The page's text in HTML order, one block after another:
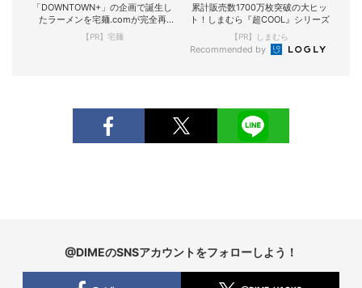
「DOWNTOWN+」の企画で誕生し
たラーメンを宅麺.comが完全再
現！
【PR】宅麺
累計販売数1700万枚突破の大ヒッ
ト！しまむら『超COOL』シリーズ
【PR】しまむら
Recommended by
@DIMEのSNSアカウントをフォローしよう！